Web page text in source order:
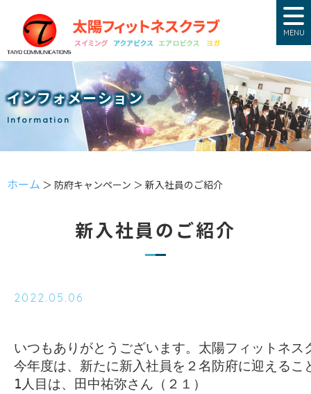
MENU
インフォメーション
Information
ホーム ＞ 防府キャンペーン ＞ 新入社員のご紹介
新入社員のご紹介
2022.05.06
いつもありがとうございます。太陽フィットネス
今年度は、新たに新入社員を２名防府に迎えるこ
1人目は、田中祐弥さん（２１）